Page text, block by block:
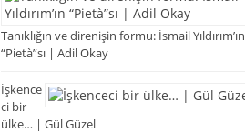
Tanıklığın ve direnişin formu: İsmail Yıldırım’ın
“Pietà”sı | Adil Okay
İşkence
ci bir
ülke… | Gül Güzel